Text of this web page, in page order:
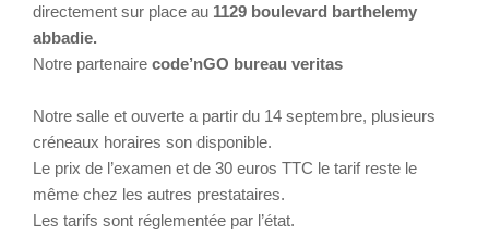
directement sur place au 1129 boulevard barthelemy
abbadie.
Notre partenaire code’nGO bureau veritas
Notre salle et ouverte a partir du 14 septembre, plusieurs
créneaux horaires son disponible.
Le prix de l’examen et de 30 euros TTC le tarif reste le
même chez les autres prestataires.
Les tarifs sont réglementée par l’état.